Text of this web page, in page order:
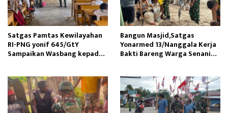
Satgas Pamtas Kewilayahan
RI-PNG yonif 645/GtY
Sampaikan Wasbang kepada
Bangun Masjid,Satgas
Yonarmed 13/Nanggala Kerja
Bakti Bareng Warga Senaning